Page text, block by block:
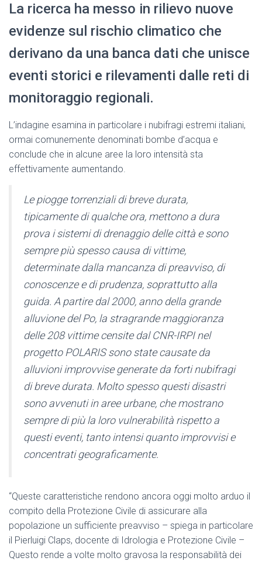
La ricerca ha messo in rilievo nuove
evidenze sul rischio climatico che
derivano da una banca dati che unisce
eventi storici e rilevamenti dalle reti di
monitoraggio regionali.
L’indagine esamina in particolare i nubifragi estremi italiani,
ormai comunemente denominati bombe d’acqua e
conclude che in alcune aree la loro intensità sta
effettivamente aumentando.
Le piogge torrenziali di breve durata,
tipicamente di qualche ora, mettono a dura
prova i sistemi di drenaggio delle città e sono
sempre più spesso causa di vittime,
determinate dalla mancanza di preavviso, di
conoscenze e di prudenza, soprattutto alla
guida. A partire dal 2000, anno della grande
alluvione del Po, la stragrande maggioranza
delle 208 vittime censite dal CNR-IRPI nel
progetto POLARIS sono state causate da
alluvioni improvvise generate da forti nubifragi
di breve durata. Molto spesso questi disastri
sono avvenuti in aree urbane, che mostrano
sempre di più la loro vulnerabilità rispetto a
questi eventi, tanto intensi quanto improvvisi e
concentrati geograficamente.
“Queste caratteristiche rendono ancora oggi molto arduo il
compito della Protezione Civile di assicurare alla
popolazione un sufficiente preavviso – spiega in particolare
il Pierluigi Claps, docente di Idrologia e Protezione Civile –
Questo rende a volte molto gravosa la responsabilità dei